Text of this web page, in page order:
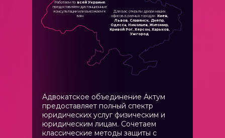
Работаем повсей Украине:
предоставляем дистанционные
консультации или выезжаем к
вам
Для вас открыты двери наших
офисов в разных городах:Киев,
Львов, Славянск, Днепр,
Одесса, Николаев, Житомир,
Кривой Рог, Херсон, Харьков,
Ужгород
Адвокатское объединение Актум
предоставляет полный спектр
юридических услуг физическим и
юридическим лицам. Сочетаем
классические методы защиты с